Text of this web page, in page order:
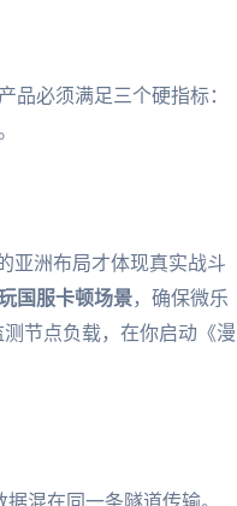
品必须满足三个硬指标：
亚洲布局才体现真实战斗
国服卡顿场景，确保微乐
节点负载，在你启动《漫
混在同一条隧道传输。